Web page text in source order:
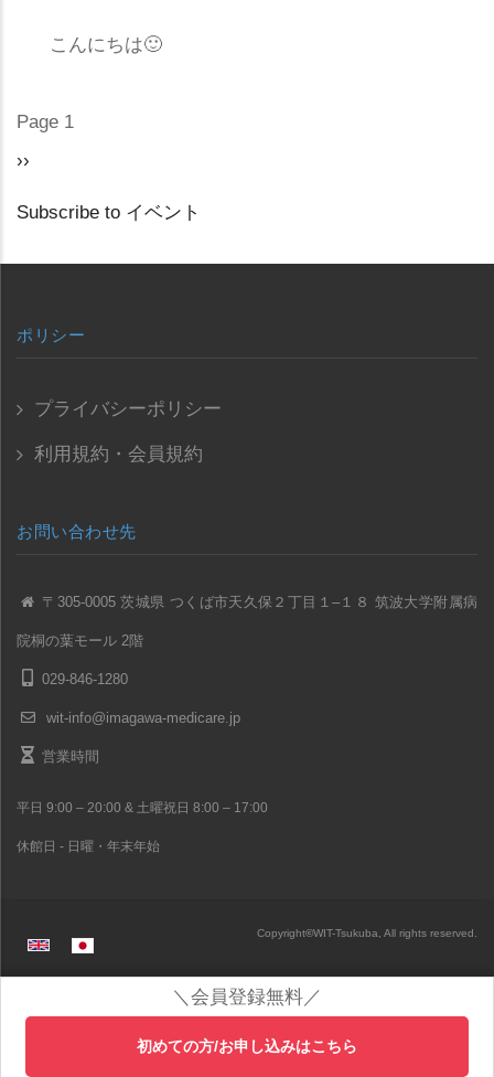
こんにちは🙂
PAGINATION
Page 1
Next
››
Subscribe to イベント
＼会員登録無料／
初めての方/お申し込みはこちら
ポリシー
プライバシーポリシー
利用規約・会員規約
お問い合わせ先
〒305-0005 茨城県 つくば市天久保２丁目１–１８ 筑波大学附属病
院桐の葉モール 2階
029-846-1280
wit-info@imagawa-medicare.jp
営業時間
平日 9:00 – 20:00 & 土曜祝日 8:00 – 17:00
休館日 - 日曜・年末年始
Copyright©WIT-Tsukuba, All rights reserved.